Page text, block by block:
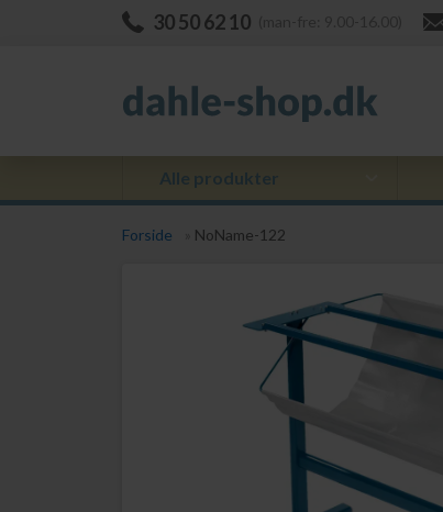
30 50 62 10
Alle produkter
Forside NoName-122